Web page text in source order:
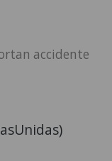
accidente